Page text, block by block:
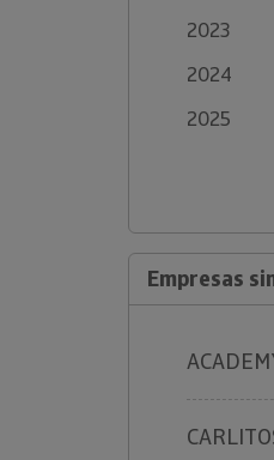
2023
2024
2025
Empresas